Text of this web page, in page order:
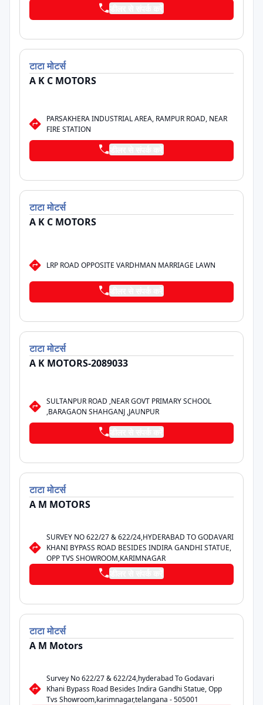
टाटामोटर्स
A K C MOTORS
PARSAKHERA INDUSTRIAL AREA, RAMPUR ROAD, NEAR
FIRE STATION
टाटामोटर्स
A K C MOTORS
LRP ROAD OPPOSITE VARDHMAN MARRIAGE LAWN
टाटामोटर्स
A K MOTORS-2089033
SULTANPUR ROAD ,NEAR GOVT PRIMARY SCHOOL
,BARAGAON SHAHGANJ ,JAUNPUR
टाटामोटर्स
A M MOTORS
SURVEY NO 622/27 & 622/24,HYDERABAD TO GODAVARI
KHANI BYPASS ROAD BESIDES INDIRA GANDHI STATUE,
OPP TVS SHOWROOM,KARIMNAGAR
टाटामोटर्स
A M Motors
Survey No 622/27 & 622/24,hyderabad To Godavari
Khani Bypass Road Besides Indira Gandhi Statue, Opp
Tvs Showroom,karimnagar,telangana - 505001